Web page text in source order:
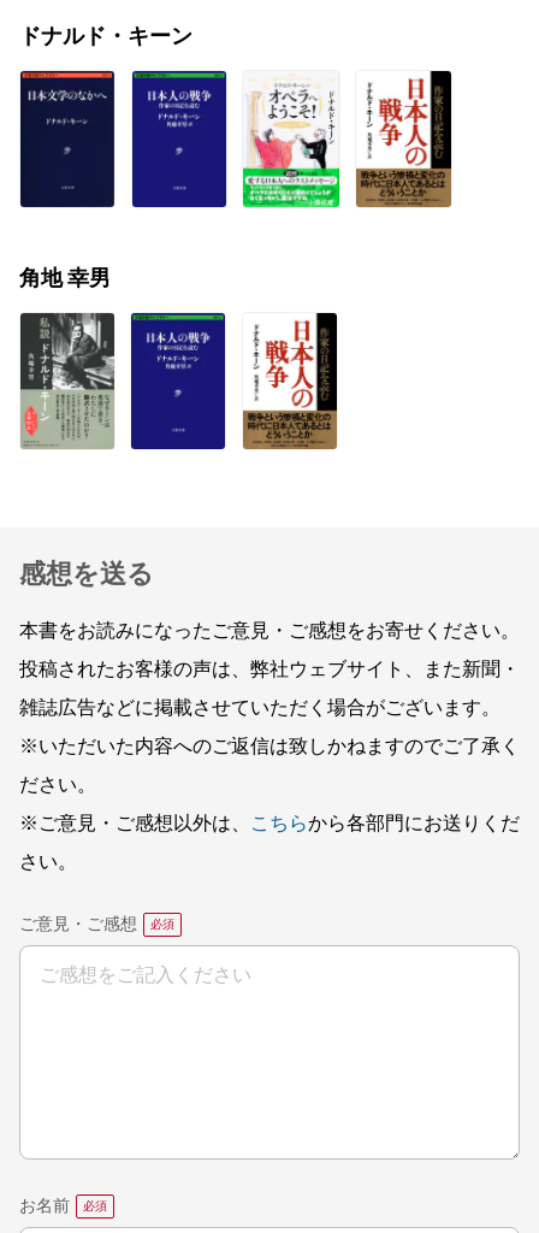
ドナルド・キーン
角地 幸男
感想を送る
本書をお読みになったご意見・ご感想をお寄せください。
投稿されたお客様の声は、弊社ウェブサイト、また新聞・
雑誌広告などに掲載させていただく場合がございます。
※いただいた内容へのご返信は致しかねますのでご了承く
ださい。
※ご意見・ご感想以外は、
こちらから各部門にお送りくだ
さい。
ご意見・ご感想
お名前